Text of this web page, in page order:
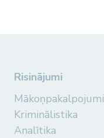
Risinājumi
Mākoņpakalpojumi
Kriminālistika
Analītika